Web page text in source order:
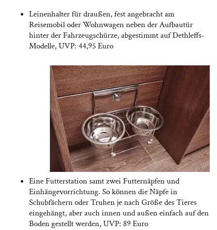
Leinenhalter für draußen, fest angebracht am
Reisemobil oder Wohnwagen neben der Aufbautür
hinter der Fahrzeugschürze, abgestimmt auf Dethleffs-
Modelle, UVP: 44,95 Euro
Eine Futterstation samt zwei Futternäpfen und
Einhängevorrichtung. So können die Näpfe in
Schubfächern oder Truhen je nach Größe des Tieres
eingehängt, aber auch innen und außen einfach auf den
Boden gestellt werden, UVP: 89 Euro